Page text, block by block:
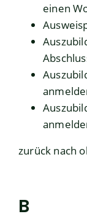
einen
zurück nach
B